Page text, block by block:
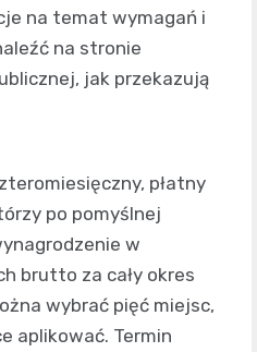
na temat wymagań i
na stronie
jak przekazują
płatny
po pomyślnej
w
brutto za cały okres
wybrać pięć miejsc,
aplikować. Termin